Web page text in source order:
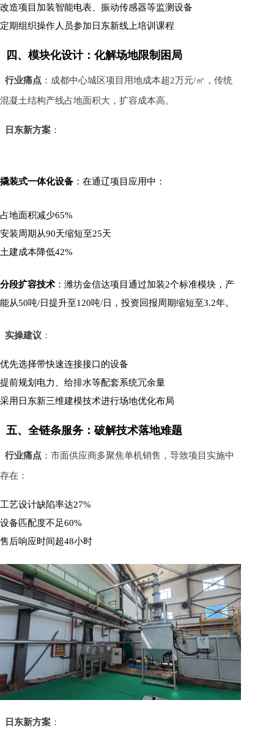
改造项目加装智能电表、振动传感器等监测设备
定期组织操作人员参加日东新线上培训课程
四、模块化设计：化解场地限制困局
行业痛点：成都中心城区项目用地成本超2万元/㎡，传统
混凝土结构产线占地面积大，扩容成本高。
日东新方案：
撬装式一体化设备 ：在通辽项目应用中：
占地面积减少65%
安装周期从90天缩短至25天
土建成本降低42%
分段扩容技术 ：潍坊金信达项目通过加装2个标准模块，产
能从50吨/日提升至120吨/日，投资回报周期缩短至3.2年。
实操建议 ：
优先选择带快速连接接口的设备
提前规划电力、给排水等配套系统冗余量
采用日东新三维建模技术进行场地优化布局
五、全链条服务：破解技术落地难题
行业痛点：市面供应商多聚焦单机销售，导致项目实施中
存在：
工艺设计缺陷率达27%
设备匹配度不足60%
售后响应时间超48小时
日东新方案：